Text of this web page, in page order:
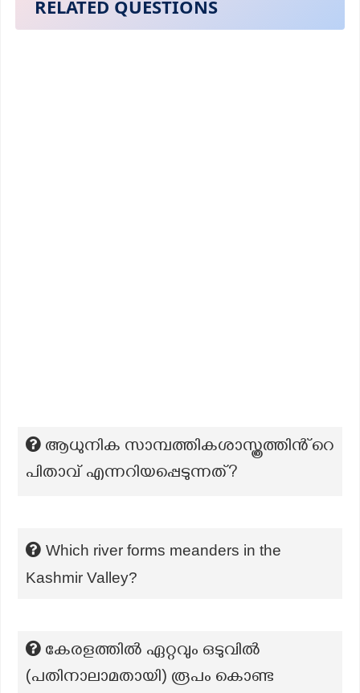
RELATED QUESTIONS
ആധുനിക സാമ്പത്തികശാസ്ത്രത്തിൻ്റെ
പിതാവ് എന്നറിയപ്പെടുന്നത്?
Which river forms meanders in the
Kashmir Valley?
കേരളത്തിൽ ഏറ്റവും ഒടുവിൽ
(പതിനാലാമതായി) രൂപം കൊണ്ട